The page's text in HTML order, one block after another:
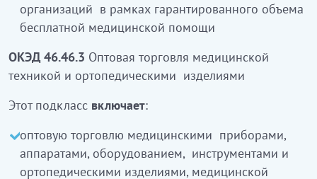
организаций в рамках гарантированного объема
бесплатной медицинской помощи
ОКЭД 46.46.3 Оптовая торговля медицинской
техникой и ортопедическими изделиями
Этот подкласс включает:
оптовую торговлю медицинскими приборами,
аппаратами, оборудованием, инструментами и
ортопедическими изделиями, медицинской